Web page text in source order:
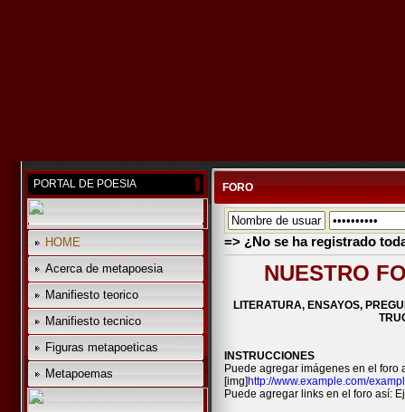
PORTAL DE POESIA
HOME
Acerca de metapoesia
Manifiesto teorico
Manifiesto tecnico
Figuras metapoeticas
Metapoemas
FORO
=> ¿No se ha registrado
NUESTRO
LITERATURA, ENSAYOS,
INSTRUCCIONES
Puede agregar imágenes en el foro
[img] http://www.example.com/
Puede agregar links en el foro así: